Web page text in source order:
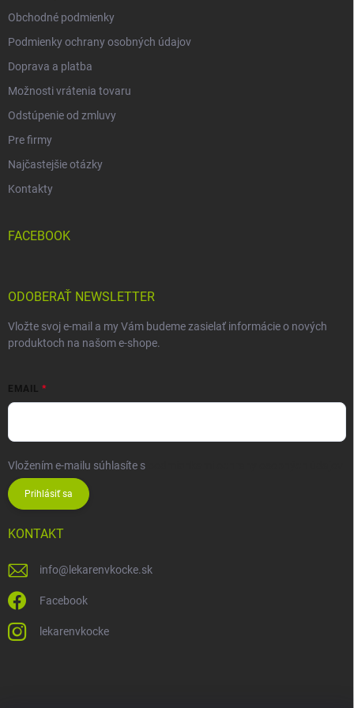
Obchodné podmienky
Podmienky ochrany osobných údajov
Doprava a platba
Možnosti vrátenia tovaru
Odstúpenie od zmluvy
Pre firmy
Najčastejšie otázky
Kontakty
FACEBOOK
ODOBERAŤ NEWSLETTER
Vložte svoj e-mail a my Vám budeme zasielať informácie o nových
produktoch na našom e-shope.
EMAIL
Vložením e-mailu súhlasíte s
Prihlásiť sa
KONTAKT
info@ lekarenvkocke.sk
Facebook
lekarenvkocke